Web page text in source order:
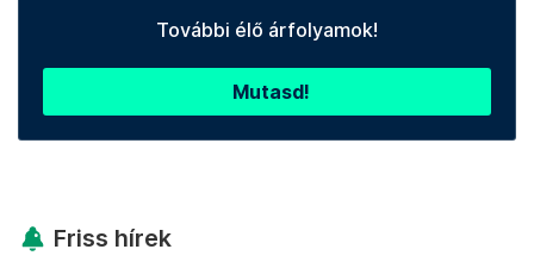
További élő árfolyamok!
Mutasd!
Friss hírek